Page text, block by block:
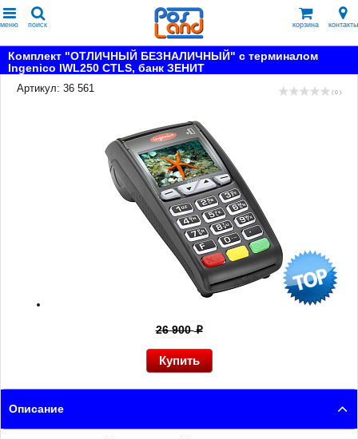
меню поиск корзина контакты
Комплект "ОТЛИЧНЫЙ БЕЗНАЛИЧНЫЙ" с терминалом
Ingenico IWL250 CTLS, банк ЗЕНИТ
Артикул: 36 561
( 0 )
26 900p
Описание